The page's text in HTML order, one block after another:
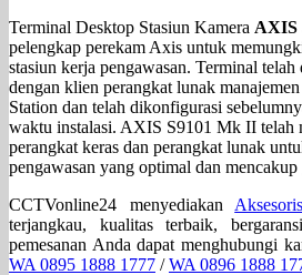
Terminal Desktop Stasiun Kamera AXIS
pelengkap perekam Axis untuk
stasiun kerja pengawasan. Terminal telah
dengan klien perangkat lunak
Station dan telah dikonfigurasi
waktu instalasi. AXIS S9101 Mk II telah
perangkat keras dan perangkat lunak
pengawasan yang optimal dan mencakup
CCTVonline24 menyediakan
terjangkau, kualitas terbaik,
pemesanan Anda dapat menghubungi
WA 0895 1888 1777 /WA 0896 1888